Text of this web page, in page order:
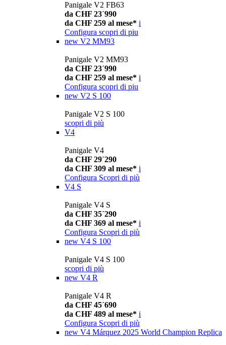
Panigale V2 FB63
da CHF 23´990
da CHF 259 al mese* i
Configura scopri di piu
new V2 MM93
Panigale V2 MM93
da CHF 23´990
da CHF 259 al mese* i
Configura scopri di piu
new V2 S 100
Panigale V2 S 100
scopri di più
V4
Panigale V4
da CHF 29´290
da CHF 309 al mese* i
Configura Scopri di più
V4 S
Panigale V4 S
da CHF 35´290
da CHF 369 al mese* i
Configura Scopri di più
new V4 S 100
Panigale V4 S 100
scopri di più
new V4 R
Panigale V4 R
da CHF 45´690
da CHF 489 al mese* i
Configura Scopri di più
new V4 Márquez 2025 World Champion Replica